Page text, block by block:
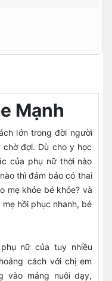
Mạnh
lớn trong đời người
đợi. Dù cho y học
của phụ nữ thời nào
thì đảm bảo có thai
mẹ khỏe bé khỏe? và
hồi phục nhanh, bé
nữ của tuy nhiều
cách với chị em
vào mảng nuôi dạy,